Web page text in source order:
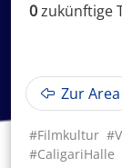
0zukünftige
Zur Area
#Filmkultur
#CaligariHalle